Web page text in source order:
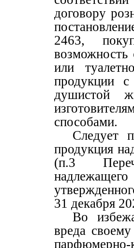
договору
2463,
возможность
или
продукции с
душистой
способами.
Следует
продукция
(п.3
31 декабря
Во
вреда